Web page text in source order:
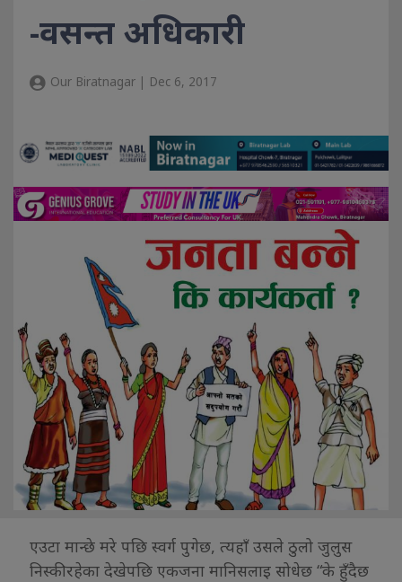
-वसन्त अधिकारी
Our Biratnagar | Dec 6, 2017
एउटा मान्छे मरे पछि स्वर्ग पुगेछ, त्यहाँ उसले ठुलो जुलुस
निस्कीरहेका देखेपछि एकजना मानिसलाइ सोधेछ “के हुँदैछ